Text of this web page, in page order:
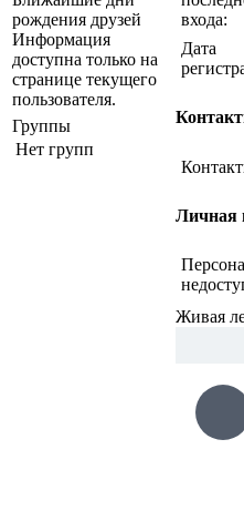
рождения друзей
Информация
доступна только на
странице текущего
пользователя.
Группы
Нет групп
входа:
Дата
Личная
Живая